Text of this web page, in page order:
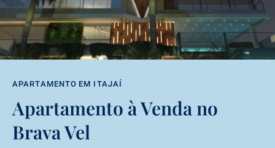
APARTAMENTO EM ITAJAÍ
Apartamento à Venda no
Brava Vel